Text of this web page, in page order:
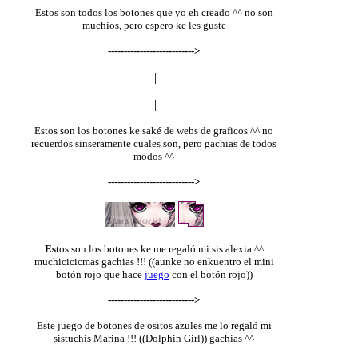
Estos son todos los botones que yo eh creado ^^ no son
muchios, pero espero ke les guste
--------------------------->
||
||
Estos son los botones ke saké de webs de graficos ^^ no
recuerdos sinseramente cuales son, pero gachias de todos
modos ^^
--------------------------->
Estos son los botones ke me regaló mi sis alexia ^^
muchicicicmas gachias !!! ((aunke no enkuentro el mini
botón rojo que hace juego con el botón rojo))
--------------------------->
Este juego de botones de ositos azules me lo regaló mi
sistuchis Marina !!! ((Dolphin Girl)) gachias ^^